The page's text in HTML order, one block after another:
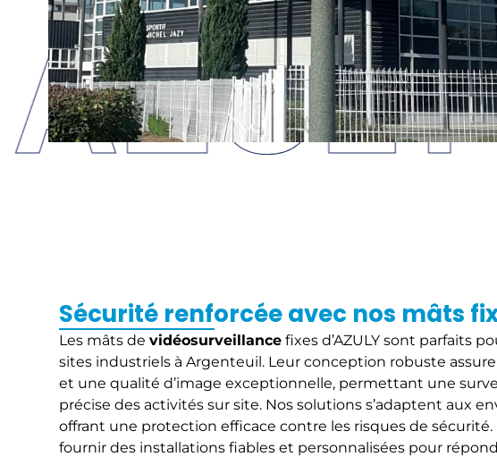
Sécurité renforcée avec nos mâts
Les mâts de vidéosurveillancefixes d’AZULY sont parfaits
sites industriels à Argenteuil. Leur conception robuste
et une qualité d’image exceptionnelle, permettant une
précise des activités sur site. Nos solutions s’adaptent aux
offrant une protection efficace contre les risques de sécurité.
fournir des installations fiables et personnalisées pour